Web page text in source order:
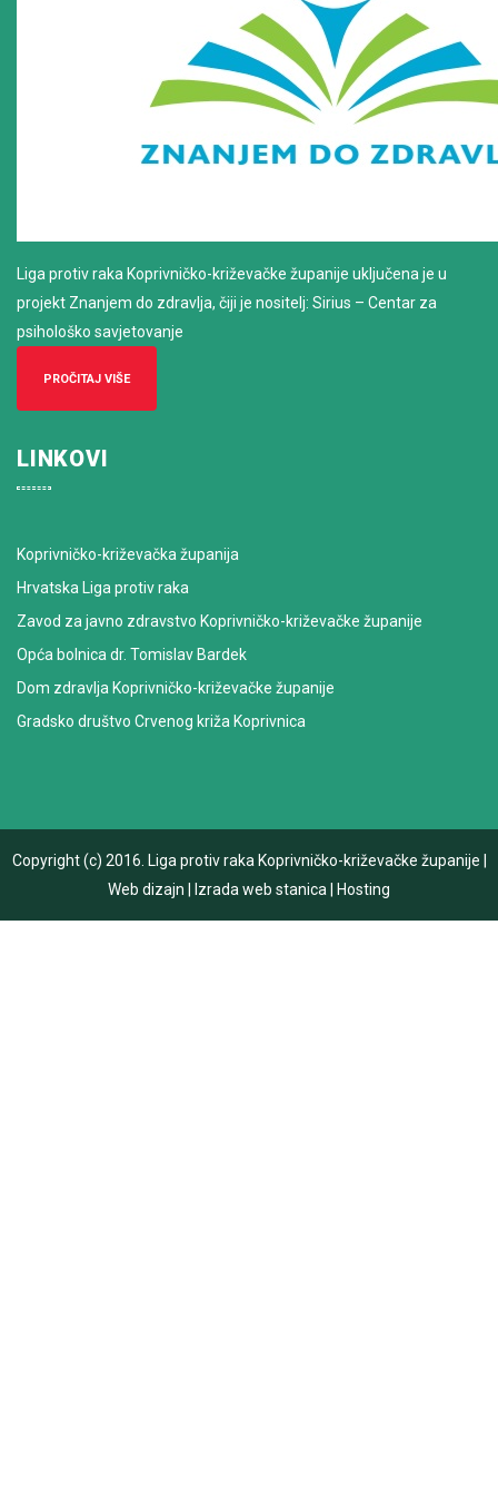
Liga protiv raka Koprivničko-križevačke županije uključena je u
projekt Znanjem do zdravlja, čiji je nositelj: Sirius – Centar za
psihološko savjetovanje
PROČITAJ VIŠE
LINKOVI
Koprivničko-križevačka županija
Hrvatska Liga protiv raka
Zavod za javno zdravstvo Koprivničko-križevačke županije
Opća bolnica dr. Tomislav Bardek
Dom zdravlja Koprivničko-križevačke županije
Gradsko društvo Crvenog križa Koprivnica
Copyright (c) 2016. Liga protiv raka Koprivničko-križevačke županije
Web dizajn
Izrada web stanica Hosting